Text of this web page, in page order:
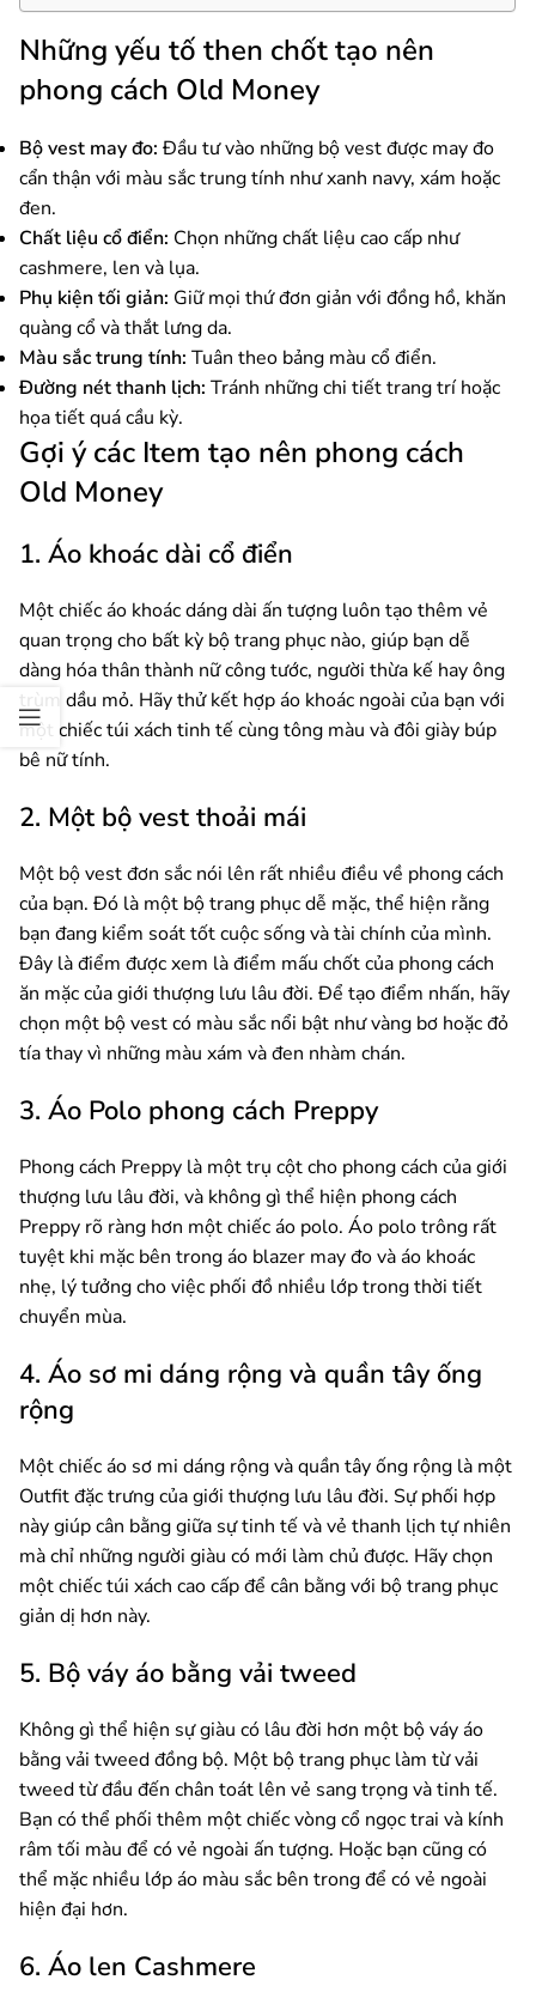
Những yếu tố then chốt tạo nên
phong cách Old Money
Bộ vest may đo: Đầu tư vào những bộ vest được may đo
cẩn thận với màu sắc trung tính như xanh navy, xám hoặc
đen.
Chất liệu cổ điển: Chọn những chất liệu cao cấp như
cashmere, len và lụa.
Phụ kiện tối giản: Giữ mọi thứ đơn giản với đồng hồ, khăn
quàng cổ và thắt lưng da.
Màu sắc trung tính: Tuân theo bảng màu cổ điển.
Đường nét thanh lịch: Tránh những chi tiết trang trí hoặc
họa tiết quá cầu kỳ.
Gợi ý các Item tạo nên phong cách
Old Money
1. Áo khoác dài cổ điển
Một chiếc áo khoác dáng dài ấn tượng luôn tạo thêm vẻ
quan trọng cho bất kỳ bộ trang phục nào, giúp bạn dễ
dàng hóa thân thành nữ công tước, người thừa kế hay ông
trùm dầu mỏ. Hãy thử kết hợp áo khoác ngoài của bạn với
một chiếc túi xách tinh tế cùng tông màu và đôi giày búp
bê nữ tính.
2. Một bộ vest thoải mái
Một bộ vest đơn sắc nói lên rất nhiều điều về phong cách
của bạn. Đó là một bộ trang phục dễ mặc, thể hiện rằng
bạn đang kiểm soát tốt cuộc sống và tài chính của mình.
Đây là điểm được xem là điểm mấu chốt của phong cách
ăn mặc của giới thượng lưu lâu đời. Để tạo điểm nhấn, hãy
chọn một bộ vest có màu sắc nổi bật như vàng bơ hoặc đỏ
tía thay vì những màu xám và đen nhàm chán.
3. Áo Polo phong cách Preppy
Phong cách Preppy là một trụ cột cho phong cách của giới
thượng lưu lâu đời, và không gì thể hiện phong cách
Preppy rõ ràng hơn một chiếc áo polo. Áo polo trông rất
tuyệt khi mặc bên trong áo blazer may đo và áo khoác
nhẹ, lý tưởng cho việc phối đồ nhiều lớp trong thời tiết
chuyển mùa.
4. Áo sơ mi dáng rộng và quần tây ống
rộng
Một chiếc áo sơ mi dáng rộng và quần tây ống rộng là một
Outfit đặc trưng của giới thượng lưu lâu đời. Sự phối hợp
này giúp cân bằng giữa sự tinh tế và vẻ thanh lịch tự nhiên
mà chỉ những người giàu có mới làm chủ được. Hãy chọn
một chiếc túi xách cao cấp để cân bằng với bộ trang phục
giản dị hơn này.
5. Bộ váy áo bằng vải tweed
Không gì thể hiện sự giàu có lâu đời hơn một bộ váy áo
bằng vải tweed đồng bộ. Một bộ trang phục làm từ vải
tweed từ đầu đến chân toát lên vẻ sang trọng và tinh tế.
Bạn có thể phối thêm một chiếc vòng cổ ngọc trai và kính
râm tối màu để có vẻ ngoài ấn tượng. Hoặc bạn cũng có
thể mặc nhiều lớp áo màu sắc bên trong để có vẻ ngoài
hiện đại hơn.
6. Áo len Cashmere